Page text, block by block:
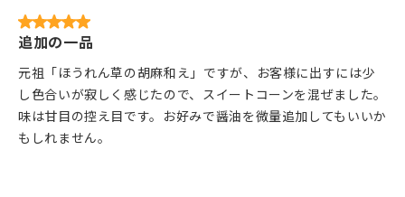
追加の一品
元祖「ほうれん草の胡麻和え」ですが、お客様に出すには少
し色合いが寂しく感じたので、スイートコーンを混ぜました。
味は甘目の控え目です。お好みで醤油を微量追加してもいいか
もしれません。